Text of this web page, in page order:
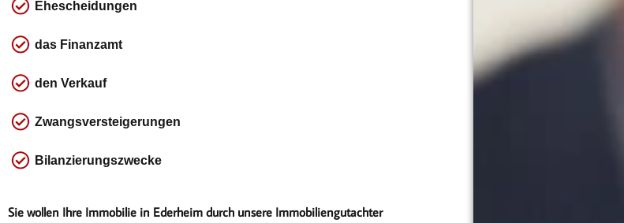
Ehescheidungen
das Finanzamt
den Verkauf
Zwangsversteigerungen
Bilanzierungszwecke
Sie wollen Ihre Immobilie in Ederheim durch unsere Immobiliengutachter